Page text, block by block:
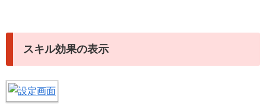
スキル効果の表示